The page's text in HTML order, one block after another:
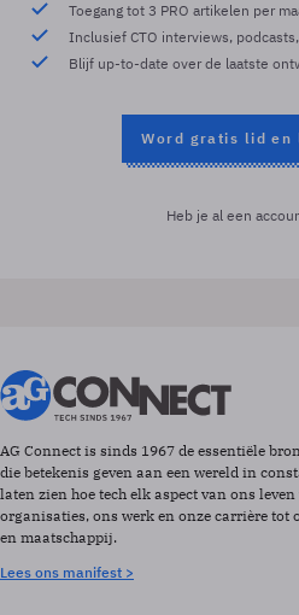
Toegang tot 3 PRO artikelen per
Inclusief CTO interviews,
Blijf up-to-date over de laatste
Word gratis lid en
Heb je al een
AG Connect is sinds 1967 de essentiële
die betekenis geven aan een wereld in
laten zien hoe tech elk aspect van ons
organisaties, ons werk en onze carrière tot
en maatschappij.
Lees ons manifest >